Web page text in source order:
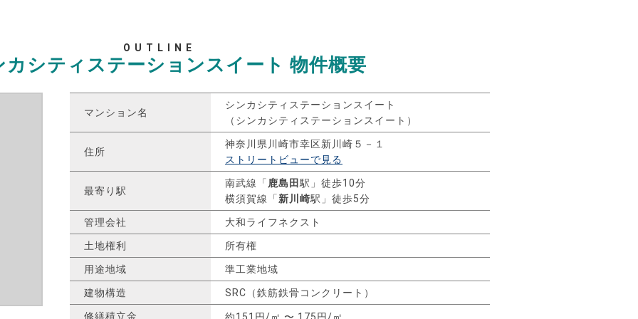
OUTLINE
カシティステーションスイート 物件概要
マンション名
シンカシティステーションスイート
（シンカシティステーションスイート）
住所
神奈川県川崎市幸区新川崎５－１
ストリートビューで見る
最寄り駅
南武線「 鹿島田駅」徒歩10分
横須賀線「 新川崎駅」徒歩5分
管理会社 大和ライフネクスト
土地権利 所有権
用途地域 準工業地域
建物構造 SRC（鉄筋鉄骨コンクリート）
修繕積立金